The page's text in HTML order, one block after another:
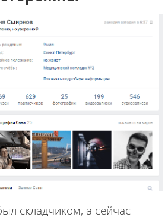
складчиком, а сейчас